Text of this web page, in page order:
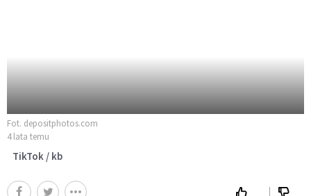
Fot. depositphotos.com
4 lata temu
TikTok / kb